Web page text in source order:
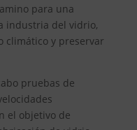
para una
industria del vidrio,
climático y preservar
pruebas de
el objetivo de